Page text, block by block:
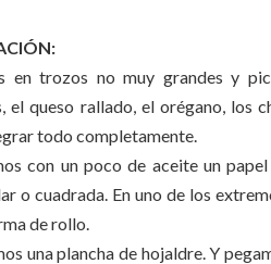
en trozos no muy grandes y
el queso rallado, el orégano, los
todo completamente.
con un poco de aceite un
o cuadrada. En uno de los
de rollo.
una plancha de hojaldre. Y